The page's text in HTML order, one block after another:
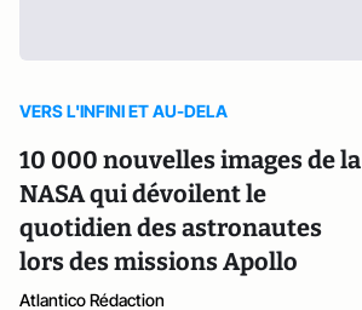
VERS L'INFINI ET AU-DELA
10 000 nouvelles images de la
NASA qui dévoilent le
quotidien des astronautes
lors des missions Apollo
Atlantico Rédaction